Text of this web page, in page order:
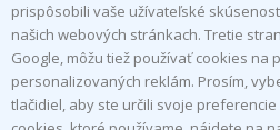
prispôsobili vaše užívateľské
našich webových stránkach. Tretie
Google, môžu tiež používať cookies na
personalizovaných reklám. Prosím,
tlačidiel, aby ste určili svoje